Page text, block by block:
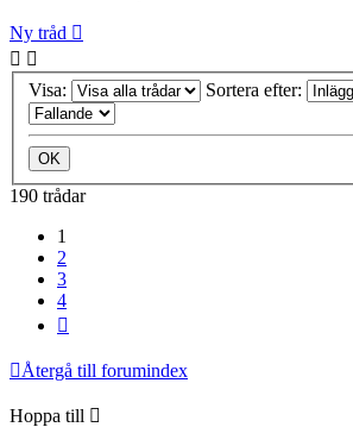
Ny tråd
Visa: Sortera efter:
190 trådar
1
2
3
4
Återgå till forumindex
Hoppa till